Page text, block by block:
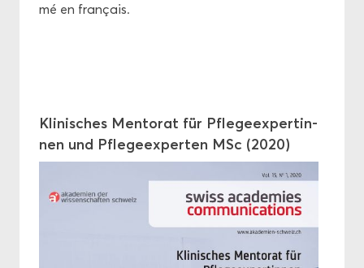
mé en fran­çais.
Kli­nisches Men­to­rat für Pfle­geex­per­tin­
nen und Pfle­geex­per­ten MSc (2020)